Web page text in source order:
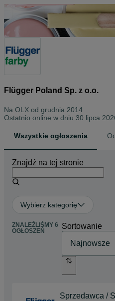
Flügger Poland Sp. z o.o.
Na OLX od grudnia 2014
Ostatnio online w dniu 30 lipca
Wszystkie ogłoszenia
Znajdź na tej stronie
Wybierz kategorię
ZNALEŹLIŚMY 6
OGŁOSZEŃ
Sortowanie
Sprzedawca /